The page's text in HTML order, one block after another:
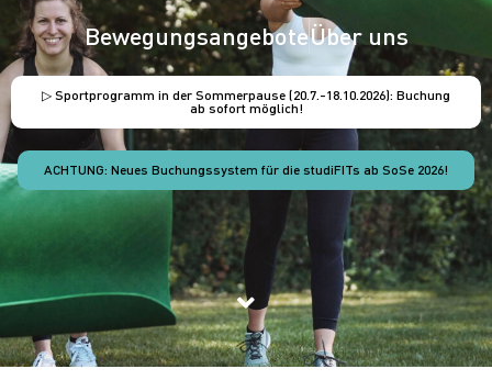
BewegungsangeboteÜber uns
▷ Sportprogramm in der Sommerpause (20.7.-18.10.2026): Buchung
ab sofort möglich!
ACHTUNG: Neues Buchungssystem für die studiFITs ab SoSe 2026!